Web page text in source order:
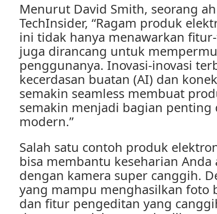
Menurut David Smith, seorang
TechInsider, “Ragam produk
ini tidak hanya menawarkan
juga dirancang untuk
penggunanya. Inovasi-inovasi
kecerdasan buatan (AI) dan
semakin seamless membuat
semakin menjadi bagian
modern.”
Salah satu contoh produk
bisa membantu keseharian
dengan kamera super canggih.
yang mampu menghasilkan foto
dan fitur pengeditan yang